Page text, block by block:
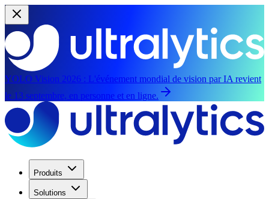
YOLO Vision 2026 : L'événement mondial de vision par IA revient
le 13 septembre, en personne et en ligne.
Produits
Solutions